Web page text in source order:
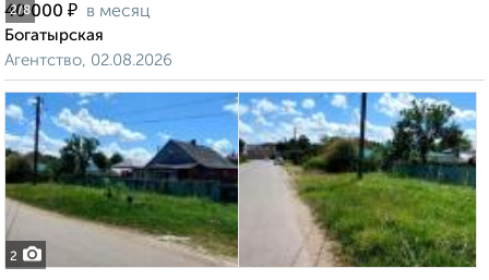
2/8
40 000 ₽ в месяц
Богатырская
Агентство, 02.08.2026
2